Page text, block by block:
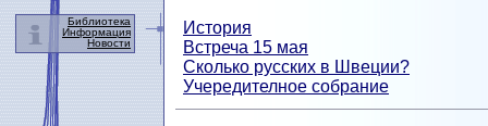
История
Встреча 15 мая
Сколько русских в Швеции?
Учередителное собрание
Библиотека
Информация
Новости